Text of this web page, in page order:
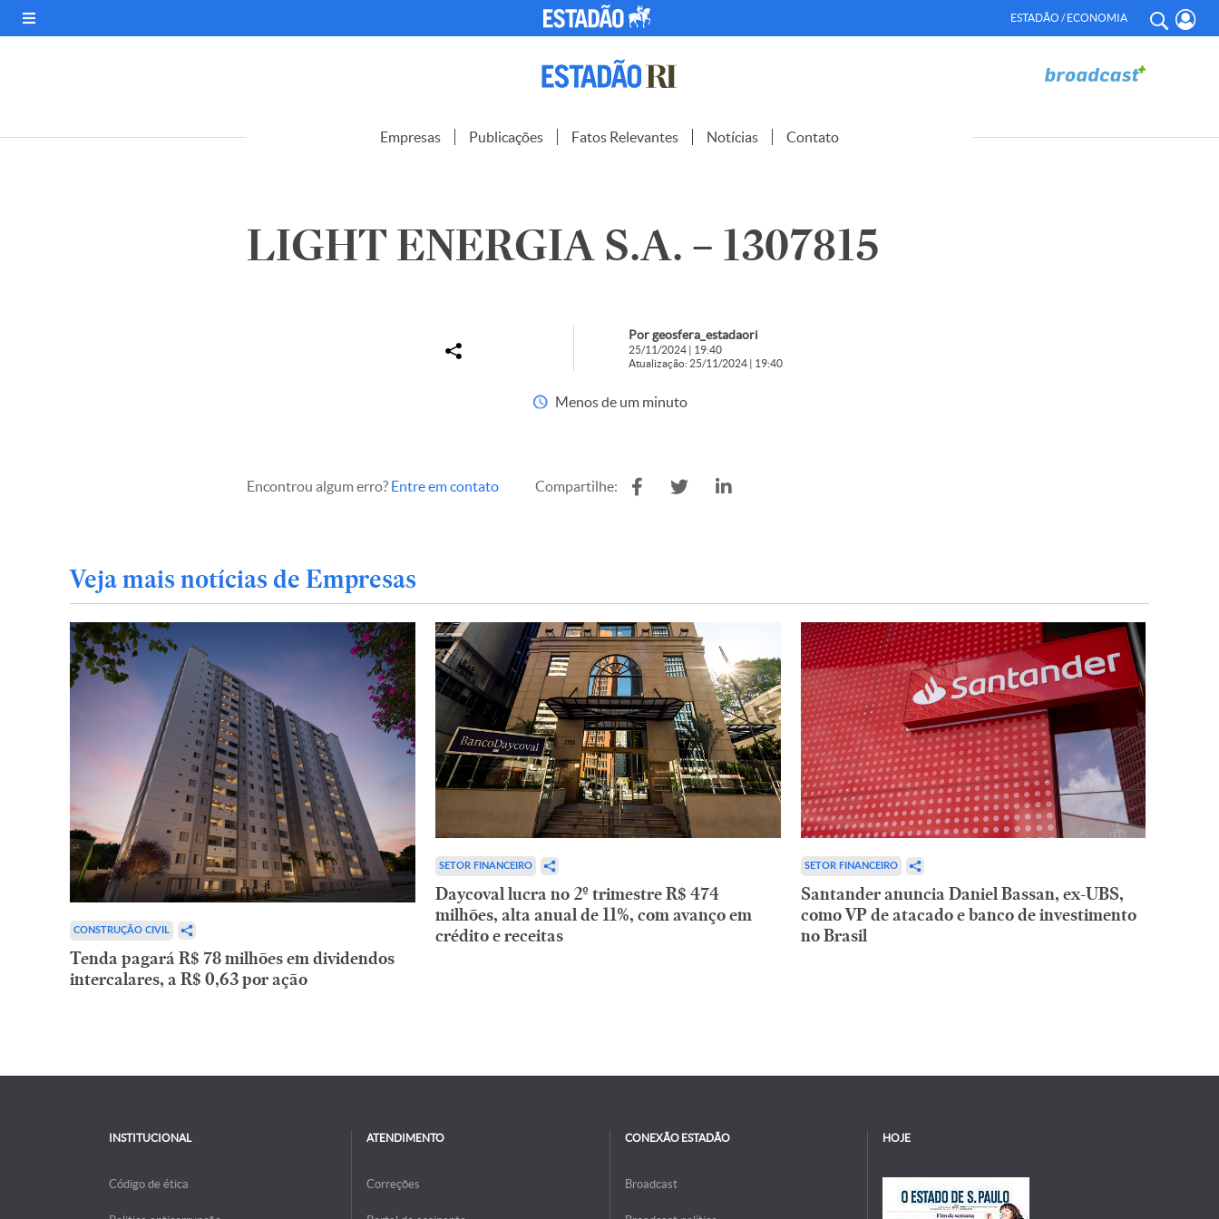
ESTADÃO / ECONOMIA
Empresas Publicações Fatos Relevantes Notícias Contato
LIGHT ENERGIA S.A. – 1307815
Por geosfera_estadaori
25/11/2024 | 19:40
Atualização: 25/11/2024 | 19:40
Menos de um minuto
Encontrou algum erro? Entre em contato Compartilhe:
Veja mais notícias de Empresas
CONSTRUÇÃO CIVIL
Tenda pagará R$ 78 milhões em dividendos
intercalares, a R$ 0,63 por ação
SETOR FINANCEIRO
Daycoval lucra no 2º trimestre R$ 474
milhões, alta anual de 11%, com avanço em
crédito e receitas
SETOR FINANCEIRO
Santander anuncia Daniel Bassan, ex-UBS,
como VP de atacado e banco de investimento
no Brasil
INSTITUCIONAL
Código de ética
ATENDIMENTO
Correções
CONEXÃO ESTADÃO
Broadcast
HOJE